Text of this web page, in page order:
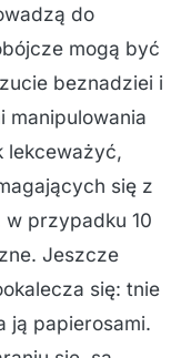
do
mogą być
beznadziei i
manipulowania
lekceważyć,
się z
w przypadku 10
Jeszcze
się: tnie
ją papierosami.